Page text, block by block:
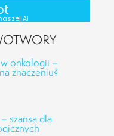
AI
onkologii –
znaczeniu?
szansa dla